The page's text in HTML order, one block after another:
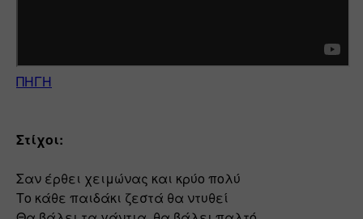
ΠΗΓΗ
Στίχοι:
Σαν έρθει χειμώνας και κρύο πολύ
Το κάθε παιδάκι ζεστά θα ντυθεί